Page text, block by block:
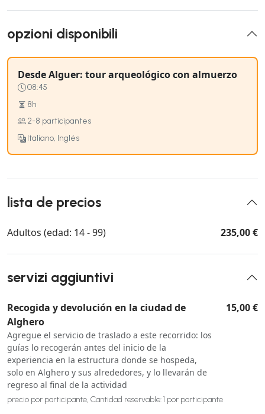
opzioni disponibili
Desde Alguer: tour arqueológico con almuerzo
08:45
8h
2-8 participantes
Italiano, Inglés
lista de precios
Adultos (edad: 14 - 99) 235,00 €
servizi aggiuntivi
Recogida y devolución en la ciudad de
Alghero
Agregue el servicio de traslado a este recorrido: los
guías lo recogerán antes del inicio de la
experiencia en la estructura donde se hospeda,
solo en Alghero y sus alrededores, y lo llevarán de
regreso al final de la actividad
15,00 €
precio por participante, Cantidad reservable: 1 por participante